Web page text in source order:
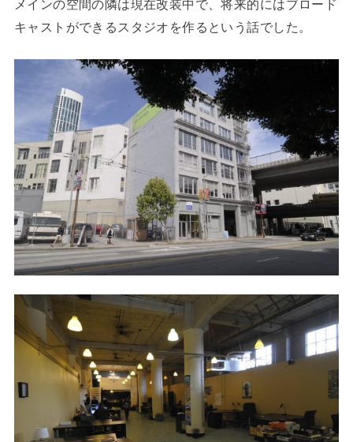
メインの空間の隣は現在改装中で、将来的にはブロード
キャストができるスタジオを作るという話でした。